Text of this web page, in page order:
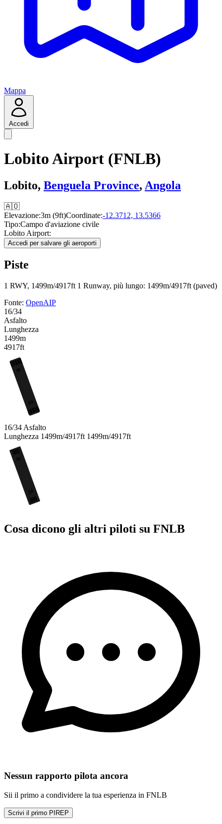
Mappa
Accedi
Lobito Airport (FNLB)
Lobito, Benguela Province, Angola
🇦🇴
Elevazione:3m (9ft)Coordinate:-12.3712, 13.5366
Tipo:Campo d'aviazione civile
Lobito Airport:
Accedi per salvare gli aeroporti
Piste
1 RWY, 1499m/4917ft 1 Runway, più lungo: 1499m/4917ft (paved)
Fonte: OpenAIP
16/34
Asfalto
Lunghezza
1499m
4917ft
34
16
16/34 Asfalto
Lunghezza 1499m/4917ft 1499m/4917ft
34
16
Cosa dicono gli altri piloti su FNLB
Nessun rapporto pilota ancora
Sii il primo a condividere la tua esperienza in FNLB
Scrivi il primo PIREP